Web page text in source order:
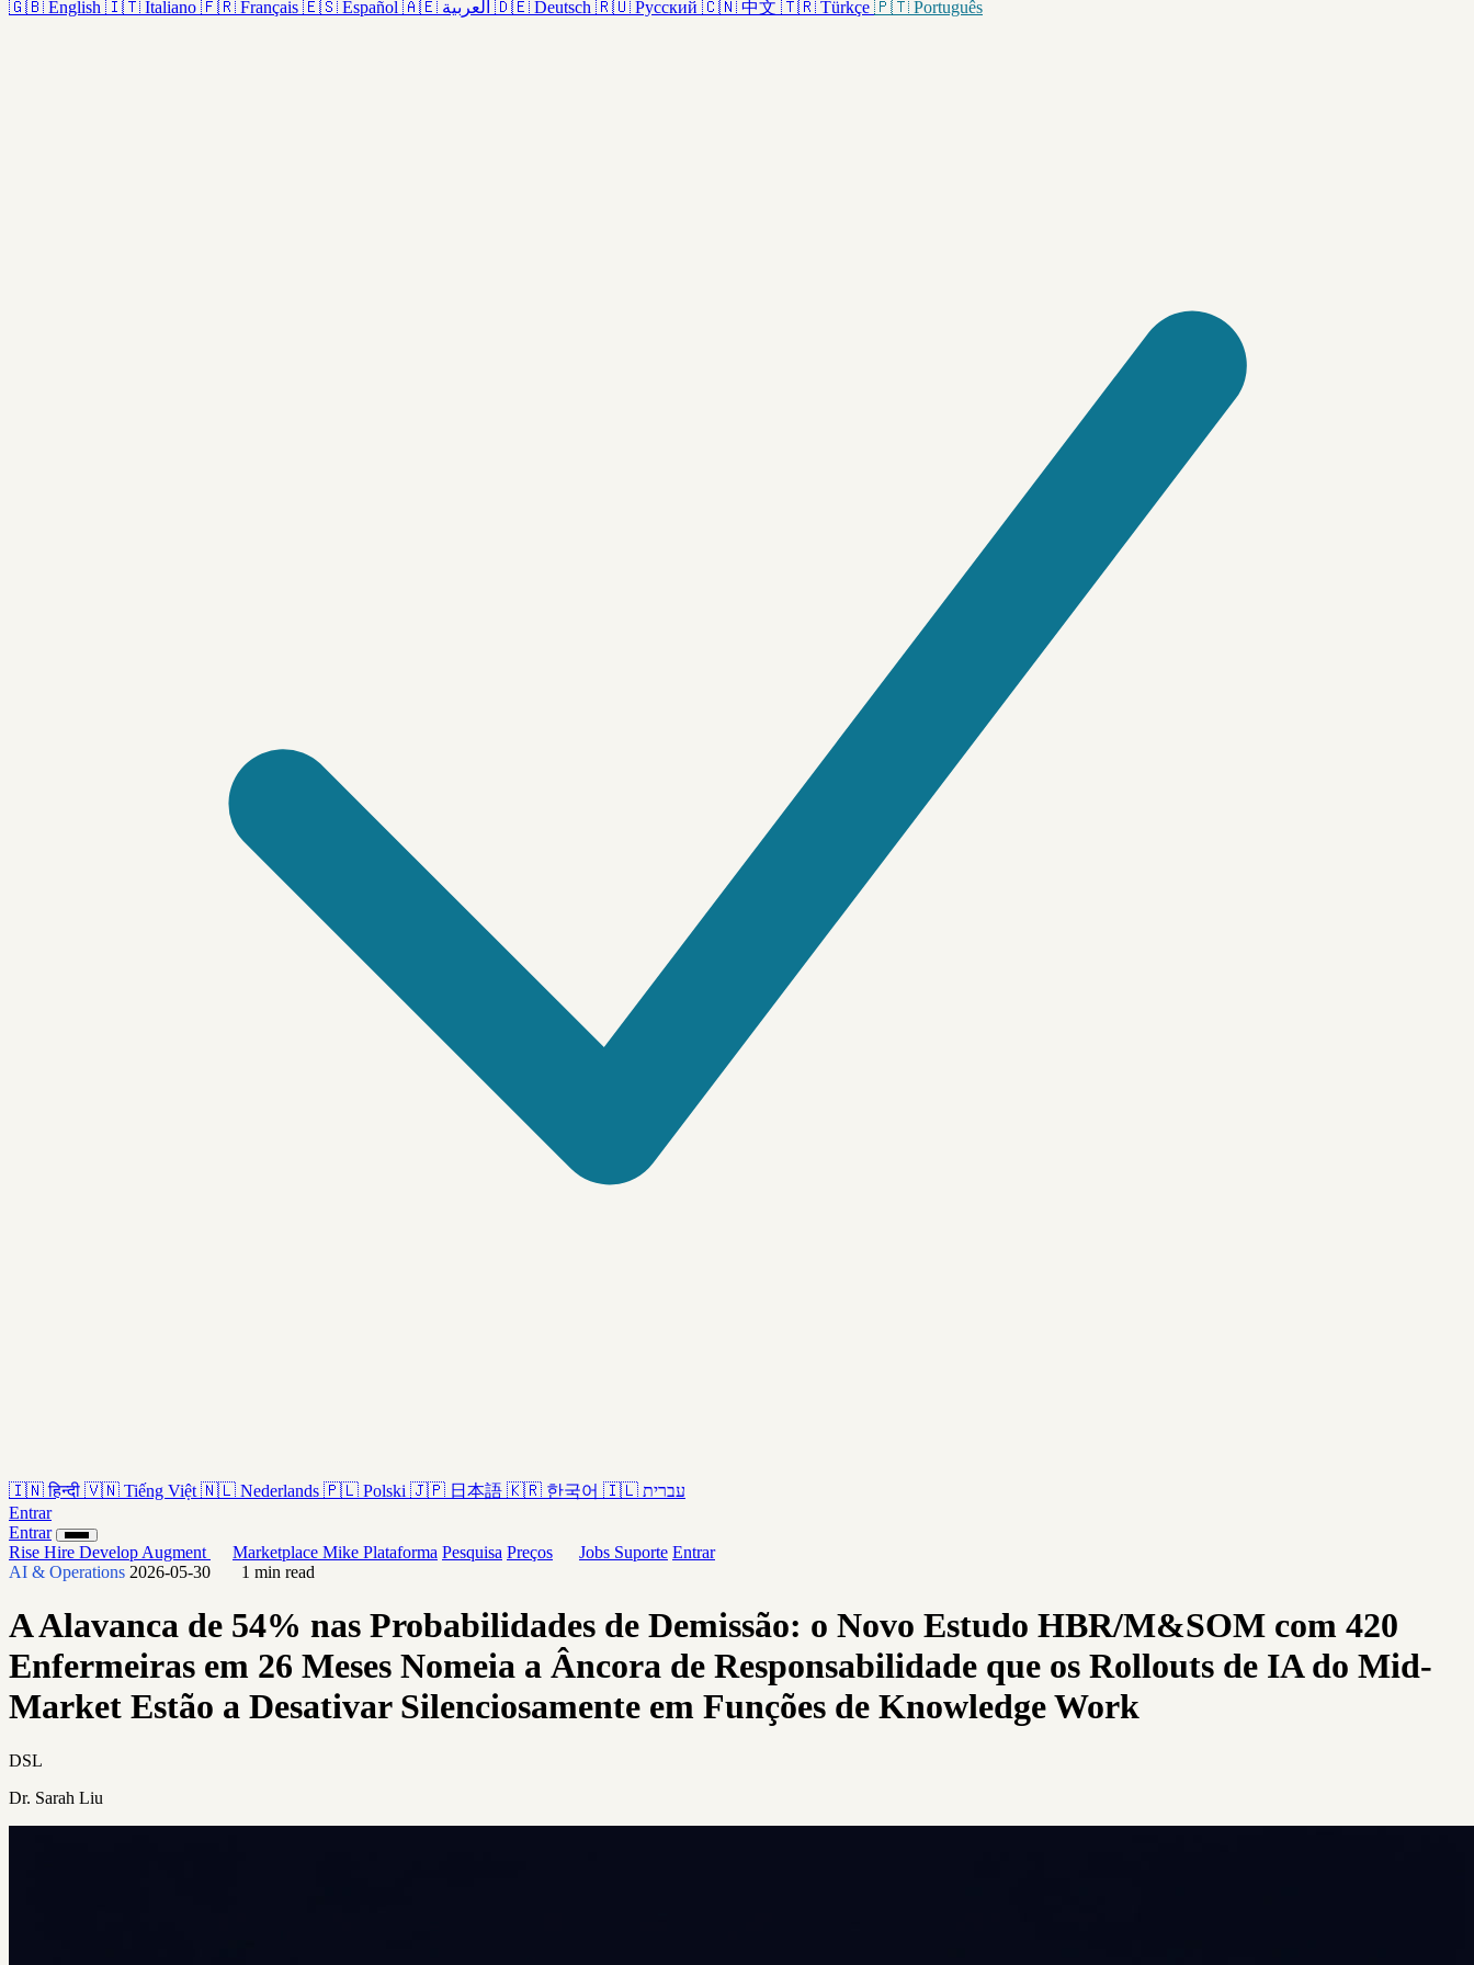
🇬🇧 English 🇮🇹 Italiano 🇫🇷 Français 🇪🇸 Español 🇦🇪 العربية 🇩🇪 Deutsch 🇷🇺 Русский 🇨🇳 中文 🇹🇷 Türkçe 🇵🇹 Português
🇮🇳 हिन्दी 🇻🇳 Tiếng Việt 🇳🇱 Nederlands 🇵🇱 Polski 🇯🇵 日本語 🇰🇷 한국어 🇮🇱 עברית
Entrar
Entrar
Rise Hire Develop Augment Marketplace Mike Plataforma Pesquisa Preços Jobs Suporte Entrar
AI & Operations 2026-05-30 1 min read
A Alavanca de 54% nas Probabilidades de Demissão: o Novo Estudo HBR/M&SOM com 420
Enfermeiras em 26 Meses Nomeia a Âncora de Responsabilidade que os Rollouts de IA do Mid-
Market Estão a Desativar Silenciosamente em Funções de Knowledge Work
DSL
Dr. Sarah Liu